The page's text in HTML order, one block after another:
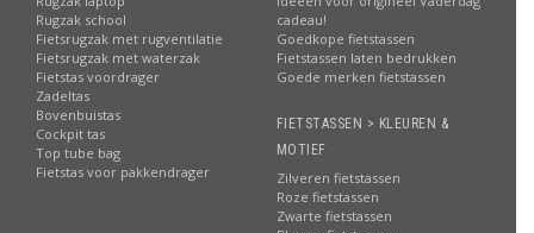
Rugzak school
Fietsrugzak met rugventilatie
Fietsrugzak met waterzak
Fietstas voordrager
Zadeltas
Bovenbuistas
Cockpit tas
Top tube bag
Fietstas voor pakkendrager
cadeau!
Goedkope fietstassen
Fietstassen laten bedrukken
Goede merken fietstassen
FIETSTASSEN > KLEUREN &
MOTIEF
Zilveren fietstassen
Roze fietstassen
Zwarte fietstassen